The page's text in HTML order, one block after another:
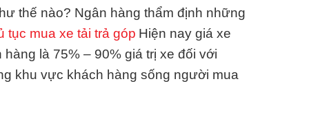
thế nào? Ngân hàng thẩm định những
tục mua xe tải trả góp Hiện nay giá xe
là 75% – 90% giá trị xe đối với
khu vực khách hàng sống người mua